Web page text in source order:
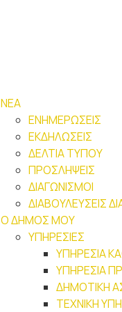
ΝΕΑ
ΕΝΗΜΕΡΩΣΕΙΣ
ΕΚΔΗΛΩΣΕΙΣ
ΔΕΛΤΙΑ ΤΥΠΟΥ
ΠΡΟΣΛΗΨΕΙΣ
ΔΙΑΓΩΝΙΣΜΟΙ
ΔΙΑΒΟΥΛΕΥΣΕΙΣ
Ο ΔΗΜΟΣ ΜΟΥ
ΥΠΗΡΕΣΙΕΣ
ΥΠΗΡΕΣΙΑ
ΥΠΗΡΕΣΙΑ
ΔΗΜΟΤΙΚΗ
ΤΕΧΝΙΚΗ